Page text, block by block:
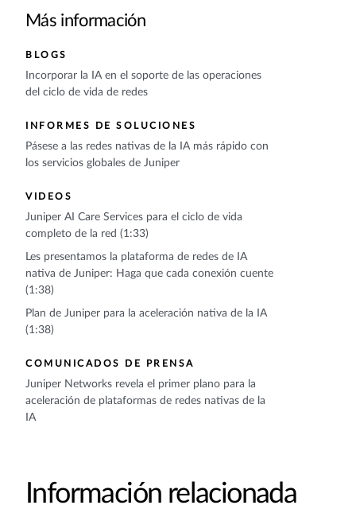
Más información
BLOGS
Incorporar la IA en el soporte de las operaciones
del ciclo de vida de redes
INFORMES DE SOLUCIONES
Pásese a las redes nativas de la IA más rápido con
los servicios globales de Juniper
VIDEOS
Juniper AI Care Services para el ciclo de vida
completo de la red (1:33)
Les presentamos la plataforma de redes de IA
nativa de Juniper: Haga que cada conexión cuente
(1:38)
Plan de Juniper para la aceleración nativa de la IA
(1:38)
COMUNICADOS DE PRENSA
Juniper Networks revela el primer plano para la
aceleración de plataformas de redes nativas de la
IA
Información relacionada